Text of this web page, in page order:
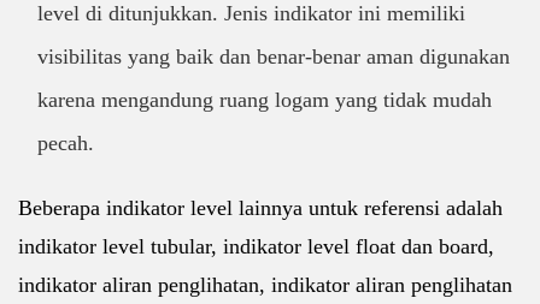
level di ditunjukkan. Jenis indikator ini memiliki
visibilitas yang baik dan benar-benar aman digunakan
karena mengandung ruang logam yang tidak mudah
pecah.
Beberapa indikator level lainnya untuk referensi adalah
indikator level tubular, indikator level float dan board,
indikator aliran penglihatan, indikator aliran penglihatan